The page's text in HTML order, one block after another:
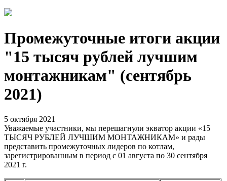
Промежуточные итоги акции
"15 тысяч рублей лучшим
монтажникам" (сентябрь
2021)
5 октября 2021
Уважаемые участники, мы перешагнули экватор акции «15
ТЫСЯЧ РУБЛЕЙ ЛУЧШИМ МОНТАЖНИКАМ» и рады
представить промежуточных лидеров по котлам,
зарегистрированным в период с 01 августа по 30 сентября
2021 г.